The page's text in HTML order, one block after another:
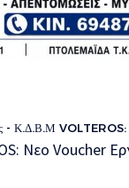
- Κ.Δ.Β.Μ VOLTEROS: